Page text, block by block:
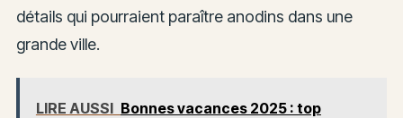
détails qui pourraient paraître anodins dans une
grande ville.
LIRE AUSSI Bonnes vacances 2025 : top